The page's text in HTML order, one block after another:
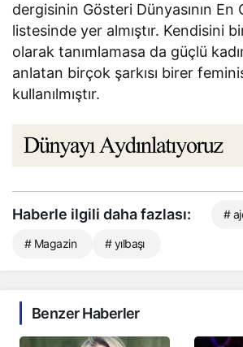
dergisinin Gösteri Dünyasının En
listesinde yer almıştır. Kendisini
olarak tanımlamasa da güçlü
anlatan birçok şarkısı birer
kullanılmıştır.
Haberle ilgili daha fazlası: #
# Magazin # yılbaşı
Benzer Haberler